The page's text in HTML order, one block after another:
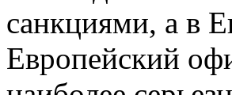
санкциями, а в
Европейский